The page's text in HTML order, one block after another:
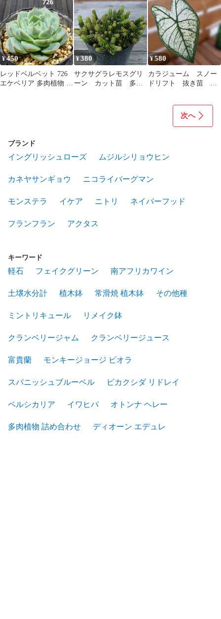
¥450
レッドベルベット 726
エケベリア 多肉植物 抜
¥380
サクサグラレモスグリ
ーン カット苗 多肉
¥580
カラジューム スノー
ドリフト 抜き苗 第
次へ
ブランド
イングリッシュローズ ムジルシリョウヒン
カネヤサンギョウ ニコライバーグマン
モンステラ イケア ニトリ ネイバーフッド
フランフラン アクタス
キーワード
軽石 フェイクグリーン 南アフリカワイン
土壌水分計 植木鉢 常滑焼 植木鉢 その他種
ミントリキュール リメイク鉢
クランベリージャム クランベリージュース
富貴蘭 モンキージョージ ビオラ
スパニッシュブルーベル ビカクシダ リドレイ
ペルシカリア イワヒバ オトンナ ヘレー
多肉植物 詰め合わせ ディオーン エデュレ